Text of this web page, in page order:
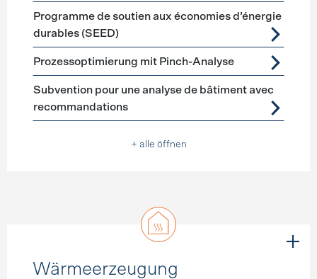
Programme de soutien aux économies d’énergie
durables (SEED)
Prozessoptimierung mit Pinch-Analyse
Subvention pour une analyse de bâtiment avec
recommandations
+ alle öffnen
Wärmeerzeugung